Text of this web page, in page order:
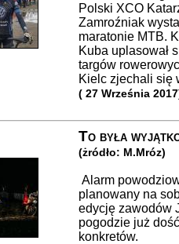
Polski XCO
Zamroźniak
maratonie MTB.
Kuba uplasował
targów
Kielc zjechali się
( 27 Września
To była
(żródło: M.Mróz)
Alarm
planowany na
edycję zawodów
pogodzie już
konkretów.